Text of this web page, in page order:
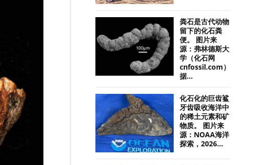
粪石是古代动物
留下的化石粪
便。 图片来
源：弗林德斯大
学（化石网
cnfossil.com）
据...
化石化的巨齿鲨
牙齿吸收海洋中
的稀土元素和矿
物质。 图片来
源：NOAA海洋
探索，2026...